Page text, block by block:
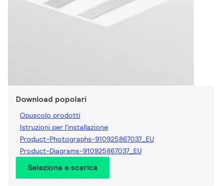
Download popolari
Opuscolo prodotti
Istruzioni per l'installazione
Product-Photographs-910925867037_EU
Product-Diagrams-910925867037_EU
Seleziona e scarica